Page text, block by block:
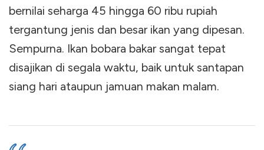
bernilai seharga 45 hingga 60 ribu rupiah
tergantung jenis dan besar ikan yang dipesan.
Sempurna. Ikan bobara bakar sangat tepat
disajikan di segala waktu, baik untuk santapan
siang hari ataupun jamuan makan malam.